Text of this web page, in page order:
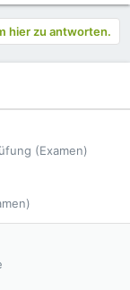
hier zu antworten.
(Examen)